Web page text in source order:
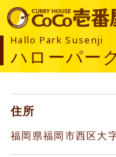
Hallo Park Susenji
ハローパー
住所
福岡県福岡市西区大